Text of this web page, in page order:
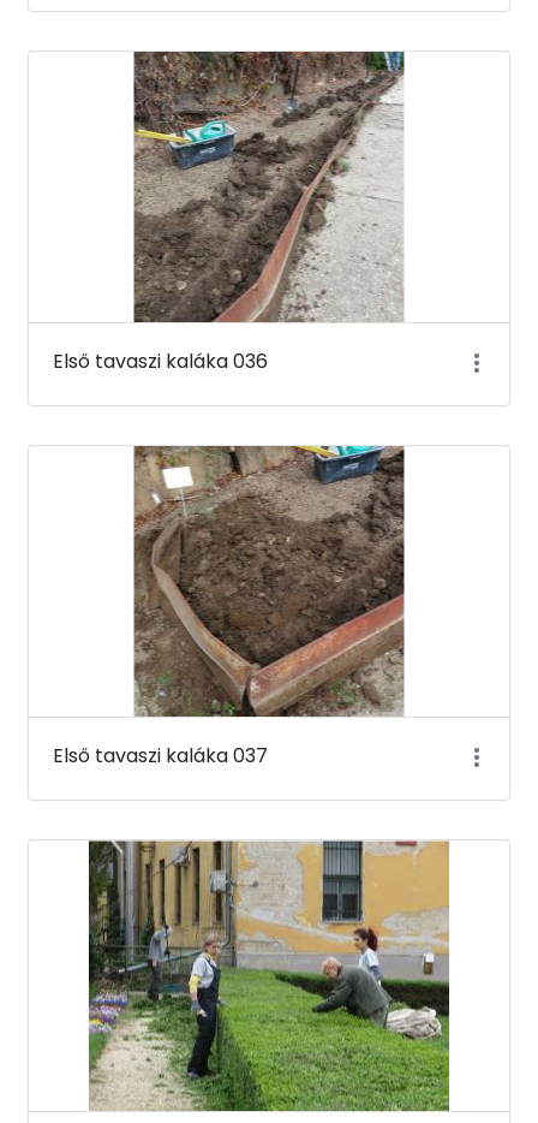
Első tavaszi kaláka 036
Első tavaszi kaláka 037